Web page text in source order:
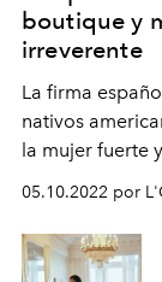
boutique y
irreverente
La firma
nativos
la mujer fuerte
05.10.2022 por